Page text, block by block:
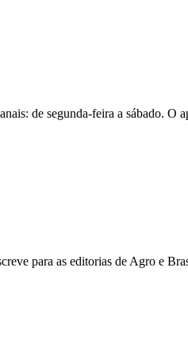
de segunda-feira a sábado. O
para as editorias de Agro e